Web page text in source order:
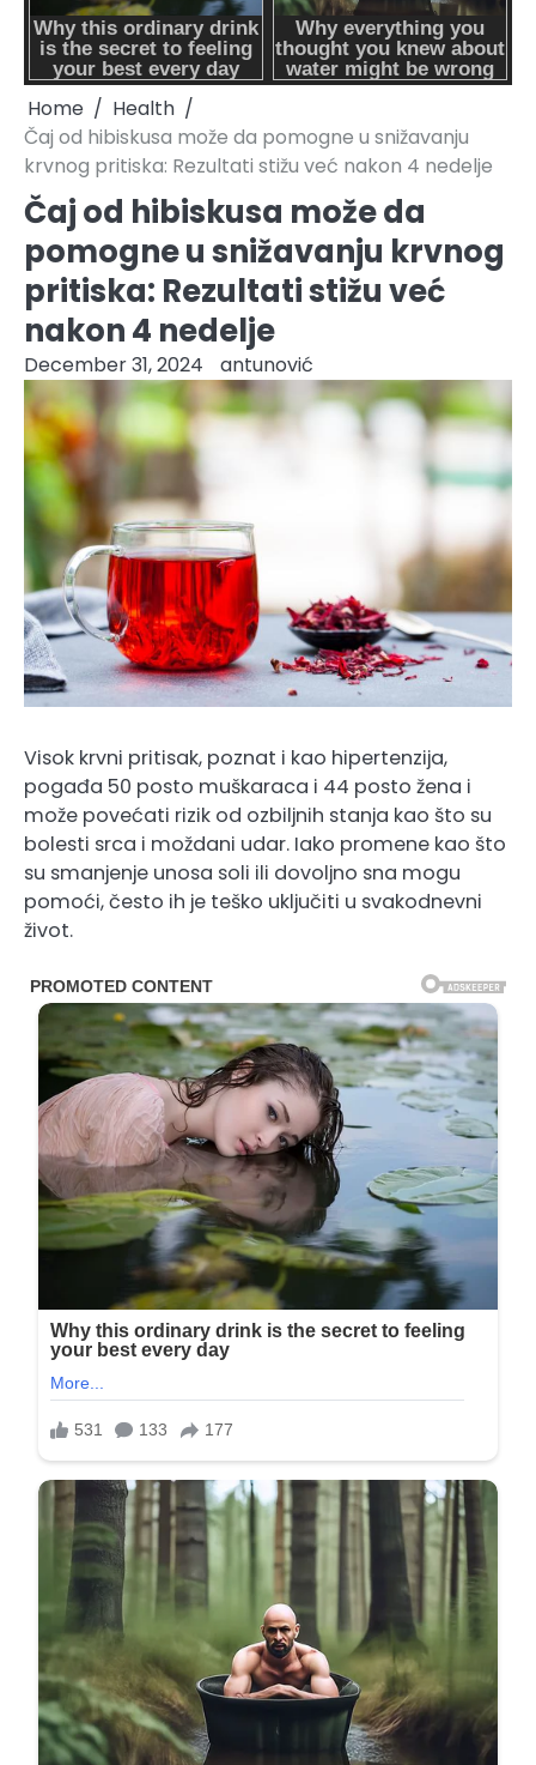
Home
Health
Čaj od hibiskusa može da pomogne u snižavanju
krvnog pritiska: Rezultati stižu već nakon 4 nedelje
Čaj od hibiskusa može da
pomogne u snižavanju krvnog
pritiska: Rezultati stižu već
nakon 4 nedelje
December 31, 2024 antunović
Visok krvni pritisak, poznat i kao hipertenzija,
pogađa 50 posto muškaraca i 44 posto žena i
može povećati rizik od ozbiljnih stanja kao što su
bolesti srca i moždani udar. Iako promene kao što
su smanjenje unosa soli ili dovoljno sna mogu
pomoći, često ih je teško uključiti u svakodnevni
život.